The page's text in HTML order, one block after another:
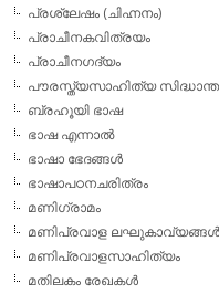
പ്രശ്ലേഷം (ചിഹ്നനം)
പ്രാചീനകവിത്രയം
പ്രാചീനഗദ്യം
പൗരസ്ത്യസാഹിത്യ
ബ്രഹൂയി ഭാഷ
ഭാഷ എന്നാല്‍
ഭാഷാ ഭേദങ്ങള്‍
ഭാഷാപഠനചരിത്രം
മണിഗ്രാമം
മണിപ്രവാള ലഘുകാവ്യങ്ങള്‍
മണിപ്രവാളസാഹിത്യം
മതിലകം രേഖകള്‍